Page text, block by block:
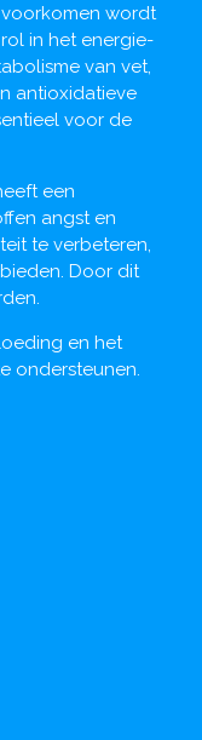
wordt
in het energie-
van vet,
antioxidatieve
voor de
een
angst en
te verbeteren,
Door dit
en het
ondersteunen.